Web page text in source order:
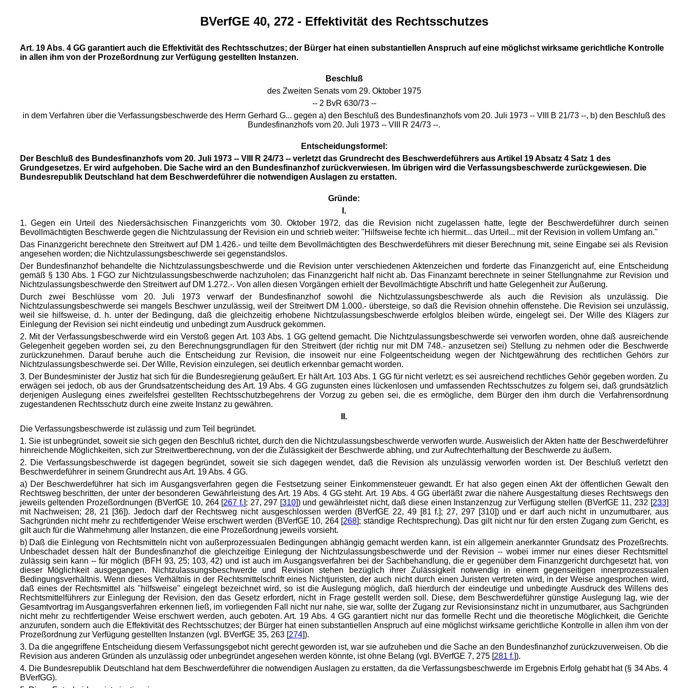
BVerfGE 40, 272 - Effektivität des Rechtsschutzes
Art. 19 Abs. 4 GG garantiert auch die Effektivität des Rechtsschutzes; der Bürger hat einen substantiellen Anspruch auf eine möglichst wirksame gerichtliche Kontrolle
in allen ihm von der Prozeßordnung zur Verfügung gestellten Instanzen.
Beschluß
des Zweiten Senats vom 29. Oktober 1975
-- 2 BvR 630/73 --
in dem Verfahren über die Verfassungsbeschwerde des Herrn Gerhard G... gegen a) den Beschluß des Bundesfinanzhofs vom 20. Juli 1973 -- VIII B 21/73 --, b) den Beschluß des
Bundesfinanzhofs vom 20. Juli 1973 -- VIII R 24/73 --.
Entscheidungsformel:
Der Beschluß des Bundesfinanzhofs vom 20. Juli 1973 -- VIII R 24/73 -- verletzt das Grundrecht des Beschwerdeführers aus Artikel 19 Absatz 4 Satz 1 des
Grundgesetzes. Er wird aufgehoben. Die Sache wird an den Bundesfinanzhof zurückverwiesen. Im übrigen wird die Verfassungsbeschwerde zurückgewiesen. Die
Bundesrepublik Deutschland hat dem Beschwerdeführer die notwendigen Auslagen zu erstatten.
Gründe:
I.
1. Gegen ein Urteil des Niedersächsischen Finanzgerichts vom 30. Oktober 1972, das die Revision nicht zugelassen hatte, legte der Beschwerdeführer durch seinen
Bevollmächtigten Beschwerde gegen die Nichtzulassung der Revision ein und schrieb weiter: "Hilfsweise fechte ich hiermit... das Urteil... mit der Revision in vollem Umfang an."
Das Finanzgericht berechnete den Streitwert auf DM 1.426.- und teilte dem Bevollmächtigten des Beschwerdeführers mit dieser Berechnung mit, seine Eingabe sei als Revision
angesehen worden; die Nichtzulassungsbeschwerde sei gegenstandslos.
Der Bundesfinanzhof behandelte die Nichtzulassungsbeschwerde und die Revision unter verschiedenen Aktenzeichen und forderte das Finanzgericht auf, eine Entscheidung
gemäß § 130 Abs. 1 FGO zur Nichtzulassungsbeschwerde nachzuholen; das Finanzgericht half nicht ab. Das Finanzamt berechnete in seiner Stellungnahme zur Revision und
Nichtzulassungsbeschwerde den Streitwert auf DM 1.272.-. Von allen diesen Vorgängen erhielt der Bevollmächtigte Abschrift und hatte Gelegenheit zur Äußerung.
Durch zwei Beschlüsse vom 20. Juli 1973 verwarf der Bundesfinanzhof sowohl die Nichtzulassungsbeschwerde als auch die Revision als unzulässig. Die
Nichtzulassungsbeschwerde sei mangels Beschwer unzulässig, weil der Streitwert DM 1.000.- übersteige, so daß die Revision ohnehin offenstehe. Die Revision sei unzulässig,
weil sie hilfsweise, d. h. unter der Bedingung, daß die gleichzeitig erhobene Nichtzulassungsbeschwerde erfolglos bleiben würde, eingelegt sei. Der Wille des Klägers zur
Einlegung der Revision sei nicht eindeutig und unbedingt zum Ausdruck gekommen.
2. Mit der Verfassungsbeschwerde wird ein Verstoß gegen Art. 103 Abs. 1 GG geltend gemacht. Die Nichtzulassungsbeschwerde sei verworfen worden, ohne daß ausreichende
Gelegenheit gegeben worden sei, zu den Berechnungsgrundlagen für den Streitwert (der richtig nur mit DM 748.- anzusetzen sei) Stellung zu nehmen oder die Beschwerde
zurückzunehmen. Darauf beruhe auch die Entscheidung zur Revision, die insoweit nur eine Folgeentscheidung wegen der Nichtgewährung des rechtlichen Gehörs zur
Nichtzulassungsbeschwerde sei. Der Wille, Revision einzulegen, sei deutlich erkennbar gemacht worden.
3. Der Bundesminister der Justiz hat sich für die Bundesregierung geäußert. Er hält Art. 103 Abs. 1 GG für nicht verletzt; es sei ausreichend rechtliches Gehör gegeben worden. Zu
erwägen sei jedoch, ob aus der Grundsatzentscheidung des Art. 19 Abs. 4 GG zugunsten eines lückenlosen und umfassenden Rechtsschutzes zu folgern sei, daß grundsätzlich
derjenigen Auslegung eines zweifelsfrei gestellten Rechtsschutzbegehrens der Vorzug zu geben sei, die es ermögliche, dem Bürger den ihm durch die Verfahrensordnung
zugestandenen Rechtsschutz durch eine zweite Instanz zu gewähren.
II.
Die Verfassungsbeschwerde ist zulässig und zum Teil begründet.
1. Sie ist unbegründet, soweit sie sich gegen den Beschluß richtet, durch den die Nichtzulassungsbeschwerde verworfen wurde. Ausweislich der Akten hatte der Beschwerdeführer
hinreichende Möglichkeiten, sich zur Streitwertberechnung, von der die Zulässigkeit der Beschwerde abhing, und zur Aufrechterhaltung der Beschwerde zu äußern.
2. Die Verfassungsbeschwerde ist dagegen begründet, soweit sie sich dagegen wendet, daß die Revision als unzulässig verworfen worden ist. Der Beschluß verletzt den
Beschwerdeführer in seinem Grundrecht aus Art. 19 Abs. 4 GG.
a) Der Beschwerdeführer hat sich im Ausgangsverfahren gegen die Festsetzung seiner Einkommensteuer gewandt. Er hat also gegen einen Akt der öffentlichen Gewalt den
Rechtsweg beschritten, der unter der besonderen Gewährleistung des Art. 19 Abs. 4 GG steht. Art. 19 Abs. 4 GG überläßt zwar die nähere Ausgestaltung dieses Rechtswegs den
jeweils geltenden Prozeßordnungen (BVerfGE 10, 264 [267 f.]; 27, 297 [310]) und gewährleistet nicht, daß diese einen Instanzenzug zur Verfügung stellen (BVerfGE 11, 232 [233]
mit Nachweisen; 28, 21 [36]). Jedoch darf der Rechtsweg nicht ausgeschlossen werden (BVerfGE 22, 49 [81 f.]; 27, 297 [310]) und er darf auch nicht in unzumutbarer, aus
Sachgründen nicht mehr zu rechtfertigender Weise erschwert werden (BVerfGE 10, 264 [268]; ständige Rechtsprechung). Das gilt nicht nur für den ersten Zugang zum Gericht, es
gilt auch für die Wahrnehmung aller Instanzen, die eine Prozeßordnung jeweils vorsieht.
b) Daß die Einlegung von Rechtsmitteln nicht von außerprozessualen Bedingungen abhängig gemacht werden kann, ist ein allgemein anerkannter Grundsatz des Prozeßrechts.
Unbeschadet dessen hält der Bundesfinanzhof die gleichzeitige Einlegung der Nichtzulassungsbeschwerde und der Revision -- wobei immer nur eines dieser Rechtsmittel
zulässig sein kann -- für möglich (BFH 93, 25; 103, 42) und ist auch im Ausgangsverfahren bei der Sachbehandlung, die er gegenüber dem Finanzgericht durchgesetzt hat, von
dieser Möglichkeit ausgegangen. Nichtzulassungsbeschwerde und Revision stehen bezüglich ihrer Zulässigkeit notwendig in einem gegenseitigen innerprozessualen
Bedingungsverhältnis. Wenn dieses Verhältnis in der Rechtsmittelschrift eines Nichtjuristen, der auch nicht durch einen Juristen vertreten wird, in der Weise angesprochen wird,
daß eines der Rechtsmittel als "hilfsweise" eingelegt bezeichnet wird, so ist die Auslegung möglich, daß hierdurch der eindeutige und unbedingte Ausdruck des Willens des
Rechtsmittelführers zur Einlegung der Revision, den das Gesetz erfordert, nicht in Frage gestellt werden soll. Diese, dem Beschwerdeführer günstige Auslegung lag, wie der
Gesamtvortrag im Ausgangsverfahren erkennen ließ, im vorliegenden Fall nicht nur nahe, sie war, sollte der Zugang zur Revisionsinstanz nicht in unzumutbarer, aus Sachgründen
nicht mehr zu rechtfertigender Weise erschwert werden, auch geboten. Art. 19 Abs. 4 GG garantiert nicht nur das formelle Recht und die theoretische Möglichkeit, die Gerichte
anzurufen, sondern auch die Effektivität des Rechtsschutzes; der Bürger hat einen substantiellen Anspruch auf eine möglichst wirksame gerichtliche Kontrolle in allen ihm von der
Prozeßordnung zur Verfügung gestellten Instanzen (vgl. BVerfGE 35, 263 [274]).
3. Da die angegriffene Entscheidung diesem Verfassungsgebot nicht gerecht geworden ist, war sie aufzuheben und die Sache an den Bundesfinanzhof zurückzuverweisen. Ob die
Revision aus anderen Gründen als unzulässig oder unbegründet angesehen werden könnte, ist ohne Belang (vgl. BVerfGE 7, 275 [281 f.]).
4. Die Bundesrepublik Deutschland hat dem Beschwerdeführer die notwendigen Auslagen zu erstatten, da die Verfassungsbeschwerde im Ergebnis Erfolg gehabt hat (§ 34 Abs. 4
BVerfGG).